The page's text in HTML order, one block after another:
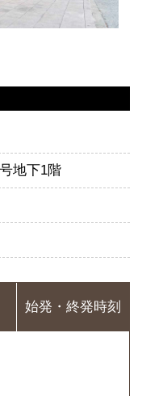
地下1階
始発・終発時刻